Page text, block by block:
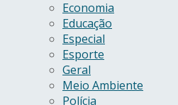
Economia
Educação
Especial
Esporte
Geral
Meio Ambiente
Polícia